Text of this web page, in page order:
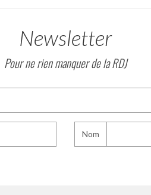
Newsletter
Pour ne rien manquer de la RDJ
Nom